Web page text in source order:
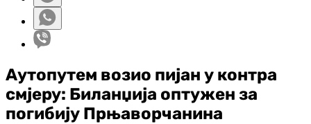
Аутопутем возио пијан у контра
смјеру: Биланџија оптужен за
погибију Прњаворчанина